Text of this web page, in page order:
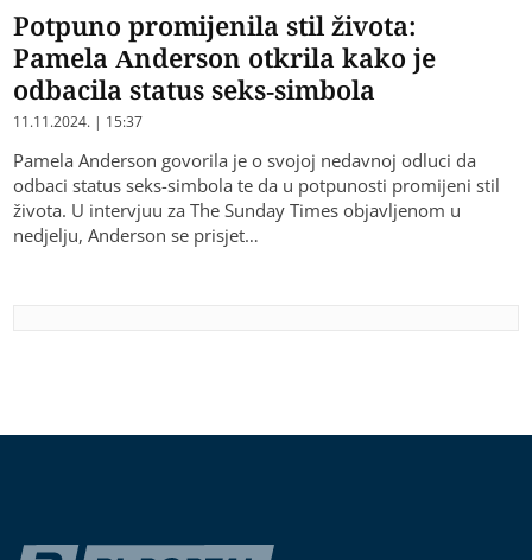
Potpuno promijenila stil života:
Pamela Anderson otkrila kako je
odbacila status seks-simbola
11.11.2024. | 15:37
Pamela Anderson govorila je o svojoj nedavnoj odluci da
odbaci status seks-simbola te da u potpunosti promijeni stil
života. U intervjuu za The Sunday Times objavljenom u
nedjelju, Anderson se prisjet…